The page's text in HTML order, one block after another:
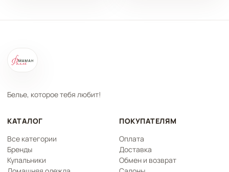
Белье, которое тебя любит!
КАТАЛОГ
Все категории
Бренды
Купальники
ПОКУПАТЕЛЯМ
Оплата
Доставка
Обмен и возврат